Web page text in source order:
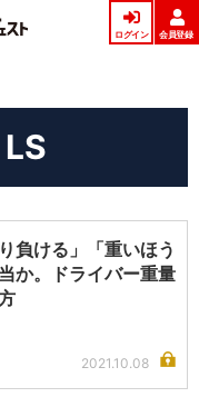
ログイン 会員登録
負ける」「重いほう
か。ドライバー重量
2021.10.08